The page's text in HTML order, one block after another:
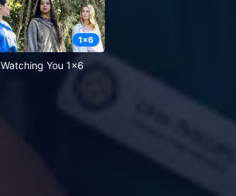
1x6
Watching You 1x6